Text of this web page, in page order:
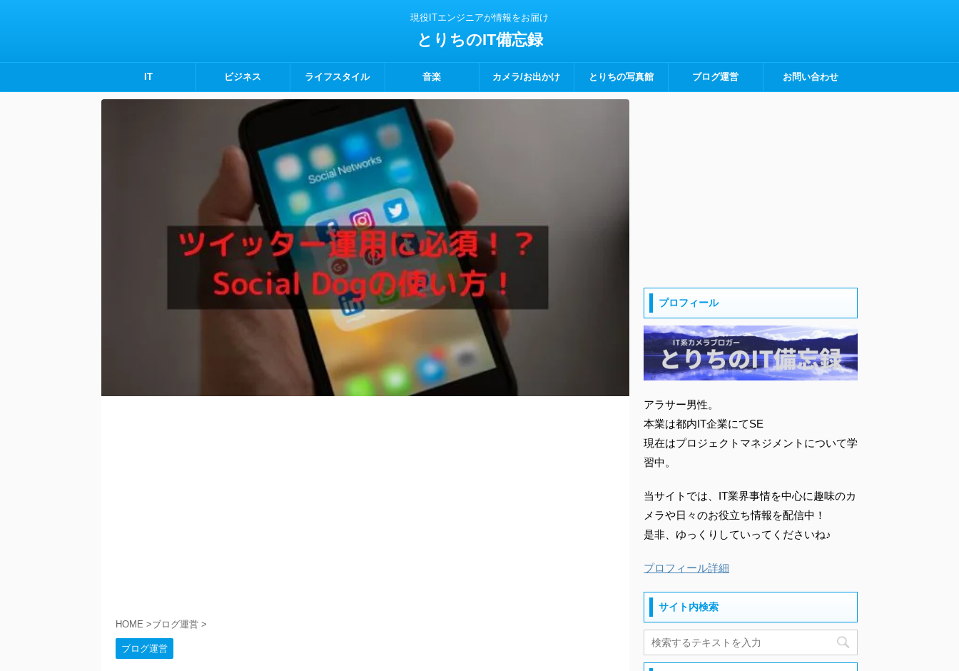
現役ITエンジニアが情報をお届け
とりちのIT備忘録
IT ビジネス ライフスタイル 音楽 カメラ/お出かけ とりちの写真館 ブログ運営 お問い合わせ
HOME >ブログ運営 >
ブログ運営
プロフィール
アラサー男性。
本業は都内IT企業にてSE
現在はプロジェクトマネジメントについて学
習中。
当サイトでは、IT業界事情を中心に趣味のカ
メラや日々のお役立ち情報を配信中！
是非、ゆっくりしていってくださいね♪
プロフィール詳細
サイト内検索